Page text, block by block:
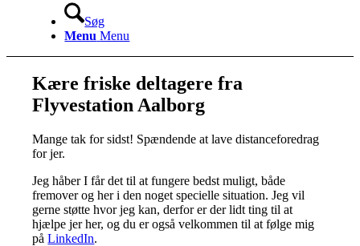
Søg
Menu Menu
Kære friske deltagere fra
Flyvestation Aalborg
Mange tak for sidst! Spændende at lave distanceforedrag
for jer.
Jeg håber I får det til at fungere bedst muligt, både
fremover og her i den noget specielle situation. Jeg vil
gerne støtte hvor jeg kan, derfor er der lidt ting til at
hjælpe jer her, og du er også velkommen til at følge mig
påLinkedIn.